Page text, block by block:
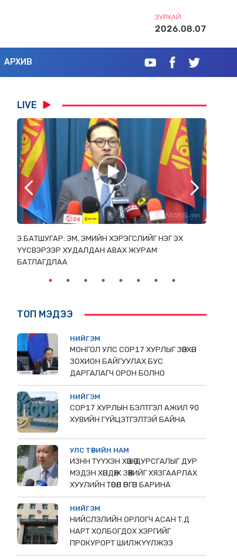
ЗУРХАЙ
2026.08.07
АРХИВ
LIVE
Э.БАТШУГАР: ЭМ, ЭМИЙН ХЭРЭГСЛИЙГ НЭГ ЭХ
ҮҮСВЭРЭЭР ХУДАЛДАН АВАХ ЖУРАМ
БАТЛАГДЛАА
ТОП МЭДЭЭ
НИЙГЭМ
МОНГОЛ УЛС СОР17 ХУРЛЫГ ЗӨВХӨН
ЗОХИОН БАЙГУУЛАХ БУС
ДАРГАЛАГЧ ОРОН БОЛНО
НИЙГЭМ
COP17 ХУРЛЫН БЭЛТГЭЛ АЖИЛ 90
ХУВИЙН ГҮЙЦЭТГЭЛТЭЙ БАЙНА
УЛС ТӨРИЙН НАМ
ИЗНН ТҮҮХЭН ХӨШӨӨ ДУРСГАЛЫГ ДУР
МЭДЭН ХӨНДӨЖ ЗӨӨХИЙГ ХЯЗГААРЛАХ
ХУУЛИЙН ТӨСӨЛ ӨРГӨН БАРИНА
НИЙГЭМ
НИЙСЛЭЛИЙН ОРЛОГЧ АСАН Т.Д
НАРТ ХОЛБОГДОХ ХЭРГИЙГ
ПРОКУРОРТ ШИЛЖҮҮЛЖЭЭ